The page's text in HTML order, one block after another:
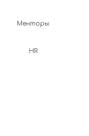
Менторы
HR